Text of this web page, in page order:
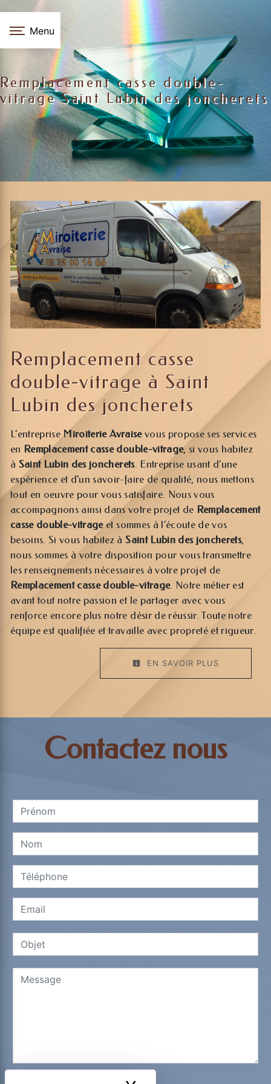
Panneau de gestion des cookies
Menu
Remplacement casse double-
vitrage Saint Lubin des joncherets
Remplacement casse
double-vitrage à Saint
Lubin des joncherets
L’entrepriseMiroiterie Avraisevous propose ses services
en Remplacement casse double-vitrage, si vous habitez
à Saint Lubin des joncherets. Entreprise usant d’une
expérience et d’un savoir-faire de qualité, nous mettons
tout en oeuvre pour vous satisfaire. Nous vous
accompagnons ainsi dans votre projet de Remplacement
casse double-vitrageet sommes à l’écoute de vos
besoins. Si vous habitez àSaint Lubin des joncherets,
nous sommes à votre disposition pour vous transmettre
les renseignements nécessaires à votre projet de
Remplacement casse double-vitrage. Notre métier est
avant tout notre passion et le partager avec vous
renforce encore plus notre désir de réussir. Toute notre
équipe est qualifiée et travaille avec propreté et rigueur.
EN SAVOIR PLUS
Contactez nous